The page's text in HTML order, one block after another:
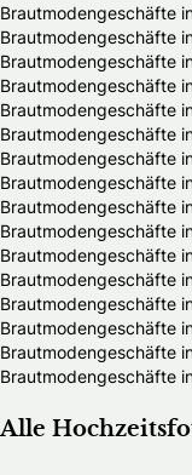
Brautmodengeschäfte
Brautmodengeschäfte
Brautmodengeschäfte
Brautmodengeschäfte
Brautmodengeschäfte
Brautmodengeschäfte
Brautmodengeschäfte
Brautmodengeschäfte
Brautmodengeschäfte
Brautmodengeschäfte
Brautmodengeschäfte
Brautmodengeschäfte
Brautmodengeschäfte
Brautmodengeschäfte
Brautmodengeschäfte
Brautmodengeschäfte
Alle